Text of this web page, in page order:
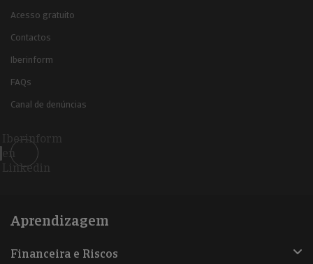
Acesso gratuito
Contactos
Iberinform
FAQs
Canal de denúncias
Iberinform
en
Linkedin
Aprendizagem
Financeira e Riscos